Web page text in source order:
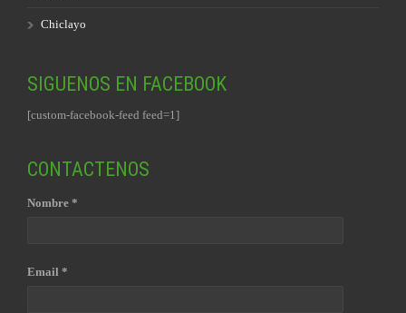
Chiclayo
SIGUENOS EN FACEBOOK
[custom-facebook-feed feed=1]
CONTACTENOS
Nombre *
Email *